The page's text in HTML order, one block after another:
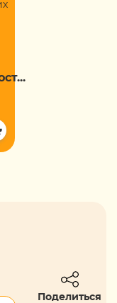
Поделиться